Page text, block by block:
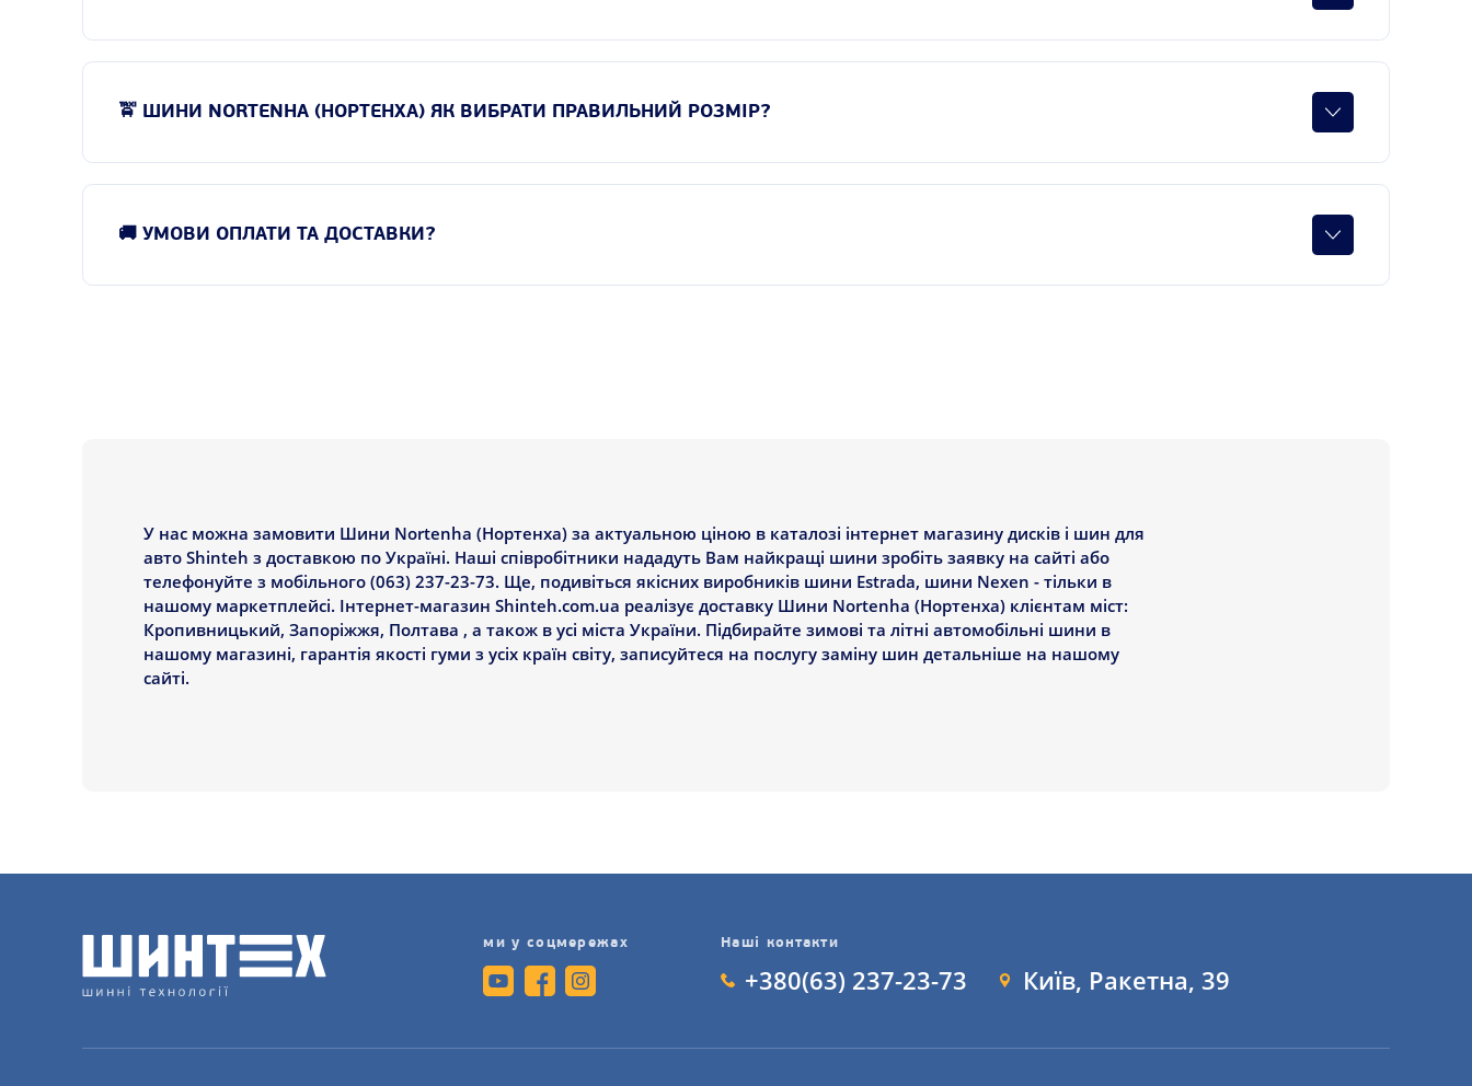
Cordiant
CST
Dayton
Double King
Doublestar
Dunlop
Duraturn
Duro
Federal
Firemax
🚖 ШИНИ NORTENHA (НОРТЕНХА) ЯК ВИБРАТИ ПРАВИЛЬНИЙ РОЗМІР?
🚚 УМОВИ ОПЛАТИ ТА ДОСТАВКИ?
У нас можна замовити Шини Nortenha (Нортенха) за актуальною ціною в каталозі інтернет магазину дисків і шин для
авто Shinteh з доставкою по Україні. Наші співробітники нададуть Вам найкращі шини зробіть заявку на сайті або
телефонуйте з мобільного (063) 237-23-73. Ще, подивіться якісних виробників шини Estrada, шини Nexen - тільки в
нашому маркетплейсі. Інтернет-магазин Shinteh.com.ua реалізує доставку Шини Nortenha (Нортенха) клієнтам міст:
Кропивницький, Запоріжжя, Полтава , а також в усі міста України. Підбирайте зимові та літні автомобільні шини в
нашому магазині, гарантія якості гуми з усіх країн світу, записуйтеся на послугу заміну шин детальніше на нашому
сайті.
ми у соцмережах Наші контакти
+380(63) 237-23-73 Київ, Ракетна, 39